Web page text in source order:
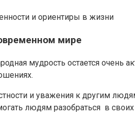
и ориентиры в жизни
мире
мудрость остается очень
и уважения к другим
людям разобраться в своих